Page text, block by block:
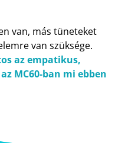
van, más tüneteket
van szüksége.
az empatikus,
MC60-ban mi ebben